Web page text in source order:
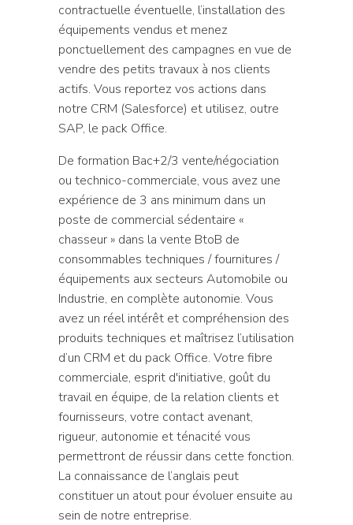
contractuelle éventuelle, l’installation des
équipements vendus et menez
ponctuellement des campagnes en vue de
vendre des petits travaux à nos clients
actifs. Vous reportez vos actions dans
notre CRM (Salesforce) et utilisez, outre
SAP, le pack Office.
De formation Bac+2/3 vente/négociation
ou technico-commerciale, vous avez une
expérience de 3 ans minimum dans un
poste de commercial sédentaire «
chasseur » dans la vente BtoB de
consommables techniques / fournitures /
équipements aux secteurs Automobile ou
Industrie, en complète autonomie. Vous
avez un réel intérêt et compréhension des
produits techniques et maîtrisez l’utilisation
d’un CRM et du pack Office. Votre fibre
commerciale, esprit d'initiative, goût du
travail en équipe, de la relation clients et
fournisseurs, votre contact avenant,
rigueur, autonomie et ténacité vous
permettront de réussir dans cette fonction.
La connaissance de l’anglais peut
constituer un atout pour évoluer ensuite au
sein de notre entreprise.